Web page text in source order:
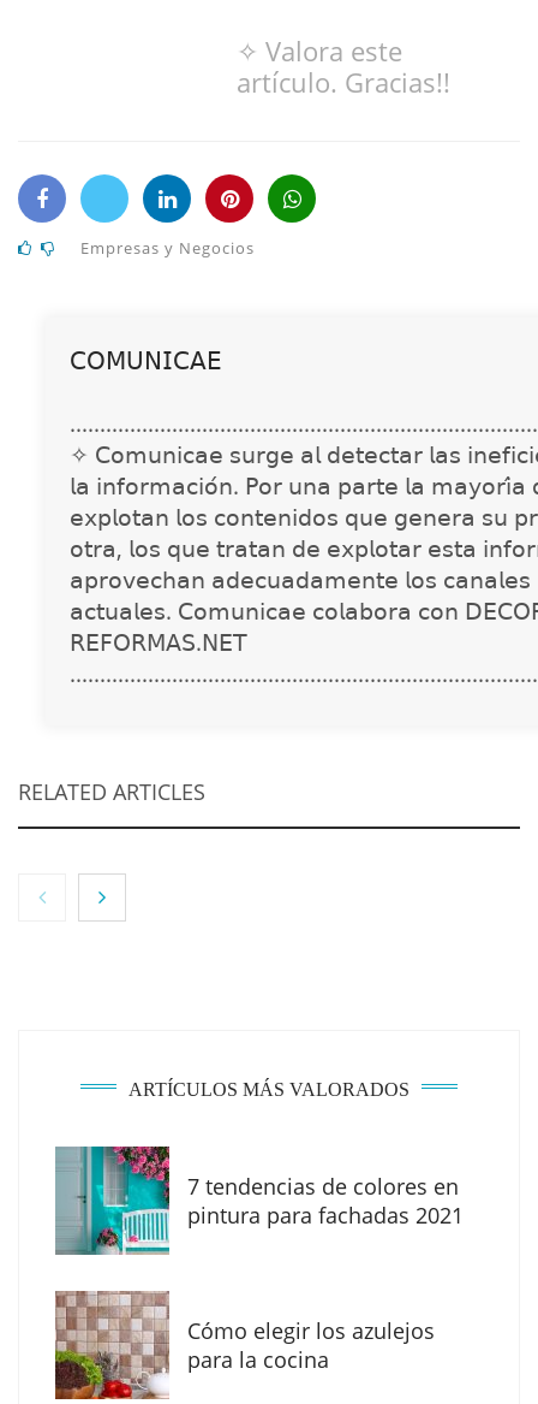
✧ Valora este
artículo. Gracias!!
Empresas y Negocios
𝖢𝖮𝖬𝖴𝖭𝖨𝖢𝖠𝖤
✧ 𝖢𝗈𝗆𝗎𝗇𝗂𝖼𝖺𝖾 𝗌𝗎𝗋𝗀𝖾 𝖺𝗅 𝖽𝖾𝗍𝖾𝖼𝗍𝖺𝗋 𝗅𝖺𝗌
𝗅𝖺 𝗂𝗇𝖿𝗈𝗋𝗆𝖺𝖼𝗂𝗈́𝗇. 𝖯𝗈𝗋 𝗎𝗇𝖺 𝗉𝖺𝗋𝗍𝖾 𝗅𝖺
𝖾𝗑𝗉𝗅𝗈𝗍𝖺𝗇 𝗅𝗈𝗌 𝖼𝗈𝗇𝗍𝖾𝗇𝗂𝖽𝗈𝗌 𝗊𝗎𝖾 𝗀𝖾𝗇𝖾𝗋𝖺 𝗌𝗎
𝗈𝗍𝗋𝖺, 𝗅𝗈𝗌 𝗊𝗎𝖾 𝗍𝗋𝖺𝗍𝖺𝗇 𝖽𝖾 𝖾𝗑𝗉𝗅𝗈𝗍𝖺𝗋 𝖾𝗌𝗍𝖺
𝖺𝗉𝗋𝗈𝗏𝖾𝖼𝗁𝖺𝗇 𝖺𝖽𝖾𝖼𝗎𝖺𝖽𝖺𝗆𝖾𝗇𝗍𝖾 𝗅𝗈𝗌
𝖺𝖼𝗍𝗎𝖺𝗅𝖾𝗌. 𝖢𝗈𝗆𝗎𝗇𝗂𝖼𝖺𝖾 𝖼𝗈𝗅𝖺𝖻𝗈𝗋𝖺 𝖼𝗈𝗇
𝖱𝖤𝖥𝖮𝖱𝖬𝖠𝖲.𝖭𝖤𝖳
RELATED ARTICLES
ICEPRO Ingenieros impulsa más de 150
licitaciones públicas de obra civil en
Zaragoza
El Foro Iberoamericano volverá a tener un
gran protagonismo en la próxima feria
Veteco, en la que Colombia será el país
ARTÍCULOS MÁS VALORADOS
7 tendencias de colores en
pintura para fachadas 2021
Cómo elegir los azulejos
para la cocina